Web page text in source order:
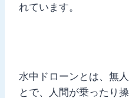
れています。
水中ドローンとは、無
とで、人間が乗ったり